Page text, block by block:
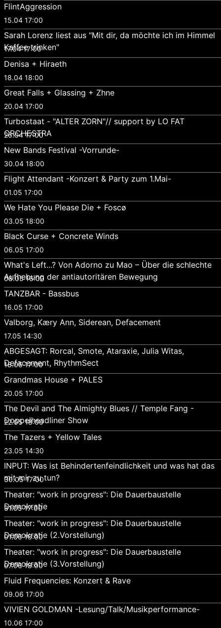
FlintAggression
15.04 17:00
Sarah Lorenz liest aus "Mit dir, da möchte ich im Himmel
Kaffee trinken"
17.04 17:00
Denisa + Hiraeth
18.04 18:00
Great Falls + Glassing + Zhne
20.04 17:00
Turbostaat - "ALTER ZORN"// support by LO FAT
ORCHESTRA
26.04 17:00
New Bands Festival -Vorrunde-
30.04 18:00
Flight Attendant -Konzert & Party zum 1.Mai-
01.05 17:00
We Hate You Please Die + Foscø
03.05 18:00
Black Curse + Concrete Winds
06.05 17:00
What's Left...? Von Adorno zu Mao – Über die schlechte
Aufhebung der antiautoritären Bewegung
08.05 16:00
TANZBAR - Bassbus
16.05 17:00
Valborg, Kæry Ann, Siderean, Defacement
17.05 14:30
ABGESAGT: Rorcal, Smote, Ataraxie, Julia Witas,
Defacement, RhythmSect
18.05 17:00
Grandmas House + PALES
20.05 17:00
The Devil and The Almighty Blues // Temple Fang -
Doppelheadliner Show
22.05 18:00
The Tazers + Yellow Tales
23.05 14:30
INPUT: Was ist Behindertenfeindlichkeit und was hat das
mit mir zu tun?
30.05 17:00
Theater: "work in progress": Die Dauerbaustelle
Demokratie
31.05 17:00
Theater: "work in progress": Die Dauerbaustelle
Demokratie (2.Vorstellung)
01.06 16:00
Theater: "work in progress": Die Dauerbaustelle
Demokratie (3.Vorstellung)
07.06 18:00
Fluid Frequencies: Konzert & Rave
09.06 17:00
VIVIEN GOLDMAN -Lesung/Talk/Musikperformance-
10.06 17:00